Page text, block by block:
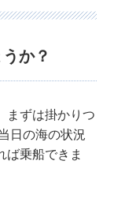
か？
まずは掛かりつ
日の海の状況
ば乗船できま